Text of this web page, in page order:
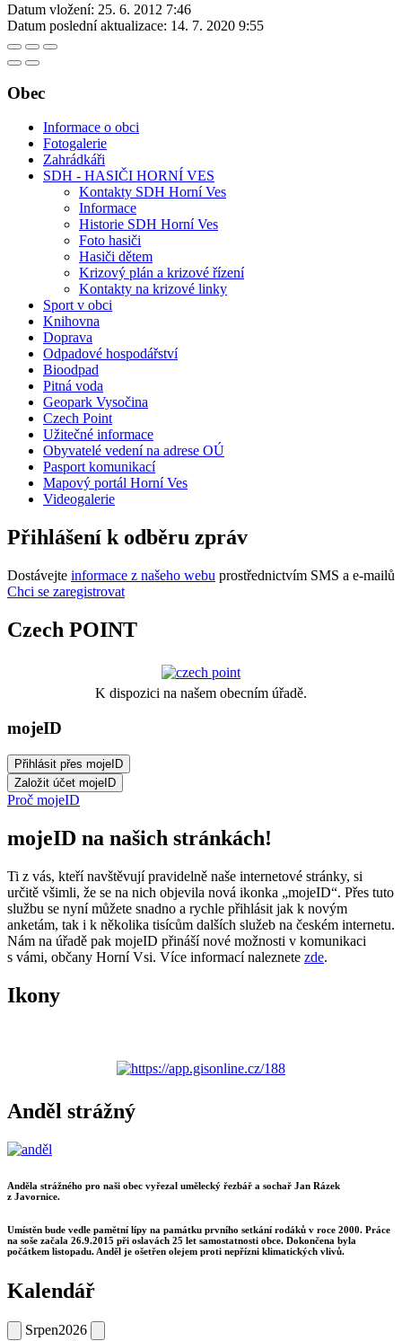
Datum vložení: 25. 6. 2012 7:46
Datum poslední aktualizace: 14. 7. 2020 9:55
Obec
Informace o obci
Fotogalerie
Zahrádkáři
SDH - HASIČI HORNÍ VES
Kontakty SDH Horní Ves
Informace
Historie SDH Horní Ves
Foto hasiči
Hasiči dětem
Krizový plán a krizové řízení
Kontakty na krizové linky
Sport v obci
Knihovna
Doprava
Odpadové hospodářství
Bioodpad
Pitná voda
Geopark Vysočina
Czech Point
Užitečné informace
Obyvatelé vedení na adrese OÚ
Pasport komunikací
Mapový portál Horní Ves
Videogalerie
Přihlášení k odběru zpráv
Dostávejte informace z našeho webu prostřednictvím SMS a e-mailů
Chci se zaregistrovat
Czech POINT
K dispozici na našem obecním úřadě.
mojeID
Proč mojeID
mojeID na našich stránkách!
Ti z vás, kteří navštěvují pravidelně naše internetové stránky, si
určitě všimli, že se na nich objevila nová ikonka „mojeID“. Přes tuto
službu se nyní můžete snadno a rychle přihlásit jak k novým
anketám, tak i k několika tisícům dalších služeb na českém internetu.
Nám na úřadě pak mojeID přináší nové možnosti v komunikaci
s vámi, občany Horní Vsi. Více informací naleznete zde.
Ikony
Anděl strážný
Anděla strážného pro naši obec vyřezal umělecký řezbář a sochař Jan Rázek
z Javornice.
Umístěn bude vedle pamětní lípy na památku prvního setkání rodáků v roce 2000. Práce
na soše začala 26.9.2015 při oslavách 25 let samostatnosti obce. Dokončena byla
počátkem listopadu. Anděl je ošetřen olejem proti nepřízni klimatických vlivů.
Kalendář
Srpen2026